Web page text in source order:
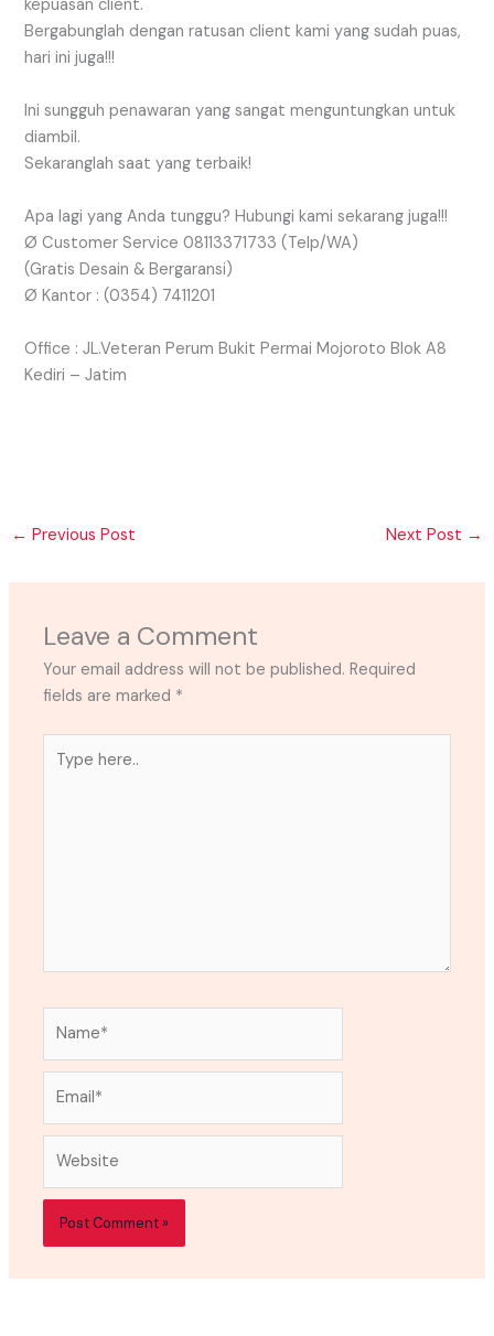
kepuasan client.
Bergabunglah dengan ratusan client kami yang sudah puas,
hari ini juga!!!
Ini sungguh penawaran yang sangat menguntungkan untuk
diambil.
Sekaranglah saat yang terbaik!
Apa lagi yang Anda tunggu? Hubungi kami sekarang juga!!!
Ø Customer Service 08113371733 (Telp/WA)
(Gratis Desain & Bergaransi)
Ø Kantor : (0354) 7411201
Office : JL.Veteran Perum Bukit Permai Mojoroto Blok A8
Kediri – Jatim
← Previous Post Next Post →
Leave a Comment
Your email address will not be published. Required
fields are marked *
here..